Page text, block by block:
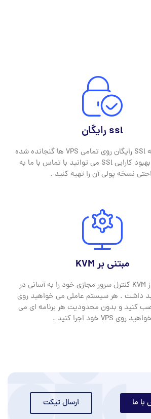
ssl رایگان
به صورت پایه SSl رایگان روی تمامی VPS ها گنجانده شده
است . برای بهبود کارایی SSl می توانید با تماس با ما به
نسخه پولی آن را تهیه کنید .
مبتنی بر KVM
با استفاده از KVM کنترل سرور مجازی خود را به آسانی در
داشت . هر سیستم عاملی می خواهید روی
کنید و بدون محدودیت هر برنامه ای می
خواهید روی VPS خود اجرا کنید .
ما ارسال تیکت